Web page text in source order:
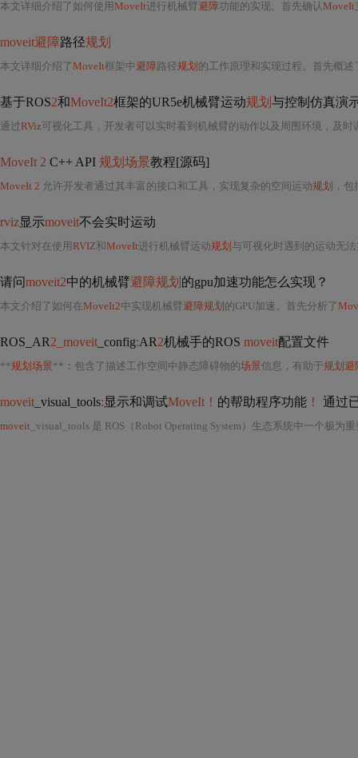
本文详细介绍了如何使用MoveIt进行机械臂避障功能的实现。首先确认MoveIt
moveit避障路径规划
本文详细介绍了MoveIt框架中避障路径规划 的工作原理和实现过程。首先概述
基于ROS2和MoveIt2框架的UR5e机械臂运动规划 与控制仿真演示
通过RViz可视化工具，开发者可以实时看到机械臂的动作以及周围环境，及时
MoveIt 2 C++ API 规划场景教程[源码]
MoveIt 2 允许开发者通过其丰富的接口和工具，实现复杂的空间运动规划 ，包
rviz显示moveit不会实时运动
本文针对在使用RVIZ和MoveIt进行机械臂运动规划 与可视化时遇到的运动无法实时显示的问题，
请问moveit2中的机械臂避障规划 的gpu加速功能怎么实现？
本文介绍了如何在MoveIt2中实现机械臂避障规划 的GPU加速。首先分析了
ROS_AR2_moveit _config:AR2机械手的ROS moveit配置文件
**规划场景** ： 包含了描述工作空间中静态障碍物的场景信息，有助于规划避
moveit _visual_tools:显示和调试MoveIt！ 的帮助程序功能 ！ 通过
moveit _visual_tools 是 ROS（Robot Operating System）生态系统中一个极